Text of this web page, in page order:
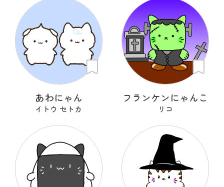
あわにゃん
イトウ セトカ
フランケンにゃんこ
リコ